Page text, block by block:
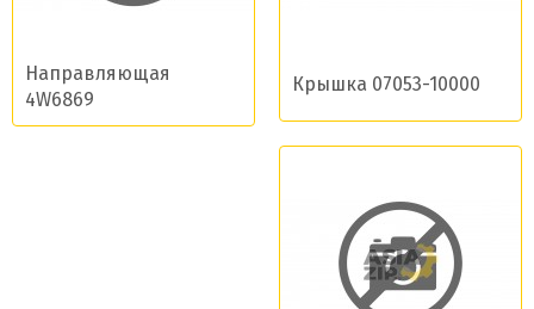
Направляющая
4W6869
Крышка 07053-10000